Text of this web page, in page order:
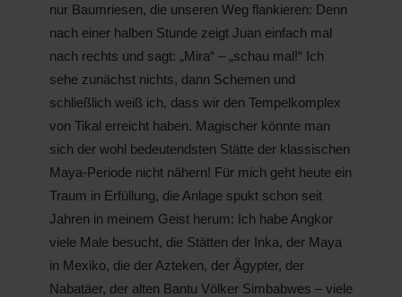
nur Baumriesen, die unseren Weg flankieren: Denn
nach einer halben Stunde zeigt Juan einfach mal
nach rechts und sagt: „Mira“ – „schau mal!“ Ich
sehe zunächst nichts, dann Schemen und
schließlich weiß ich, dass wir den Tempelkomplex
von Tikal erreicht haben. Magischer könnte man
sich der wohl bedeutendsten Stätte der klassischen
Maya-Periode nicht nähern! Für mich geht heute ein
Traum in Erfüllung, die Anlage spukt schon seit
Jahren in meinem Geist herum: Ich habe Angkor
viele Male besucht, die Stätten der Inka, der Maya
in Mexiko, die der Azteken, der Ägypter, der
Nabatäer, der alten Bantu Völker Simbabwes – viele